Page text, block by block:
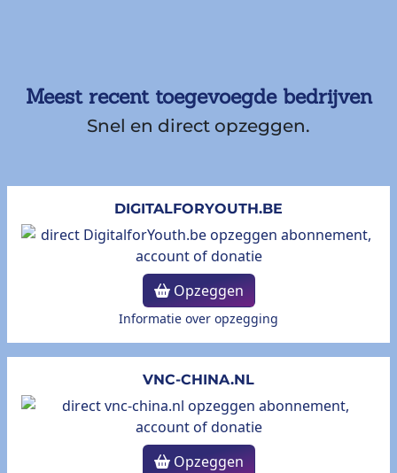
Meest recent toegevoegde bedrijven
Snel en direct opzeggen.
DIGITALFORYOUTH.BE
Opzeggen
Informatie over opzegging
VNC-CHINA.NL
Opzeggen